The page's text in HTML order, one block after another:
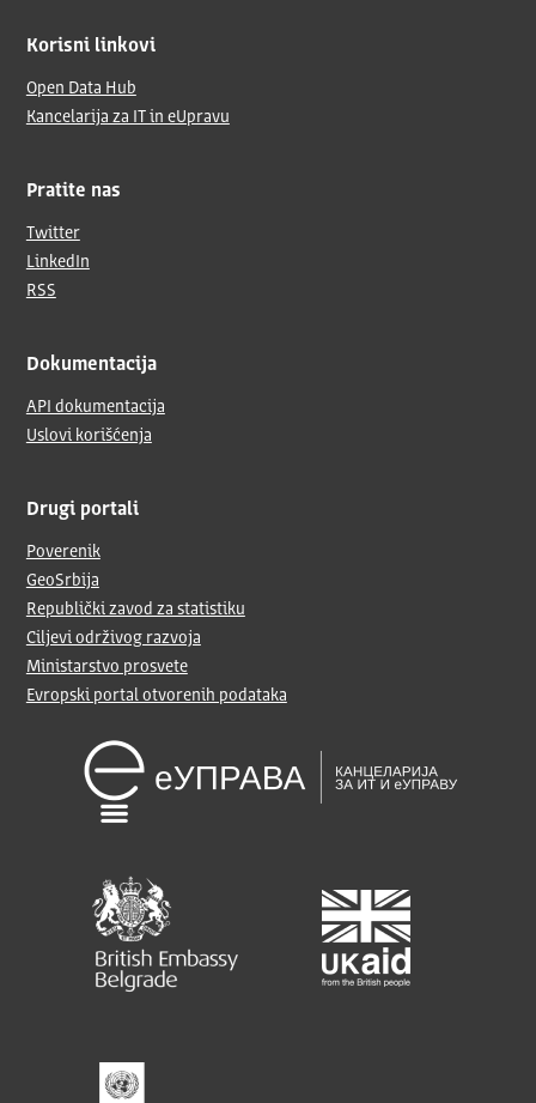
Korisni linkovi
Open Data Hub
Kancelarija za IT in eUpravu
Pratite nas
Twitter
LinkedIn
RSS
Dokumentacija
API dokumentacija
Uslovi korišćenja
Drugi portali
Poverenik
GeoSrbija
Republički zavod za statistiku
Ciljevi održivog razvoja
Ministarstvo prosvete
Evropski portal otvorenih podataka